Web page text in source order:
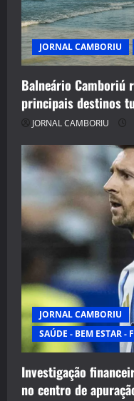
JORNAL CAMBORIU
Balneário Camboriú
principais destinos
JORNAL CAMBORIU
JORNAL CAMBORIU
SAÚDE - BEM ESTAR -
Investigação
no centro de